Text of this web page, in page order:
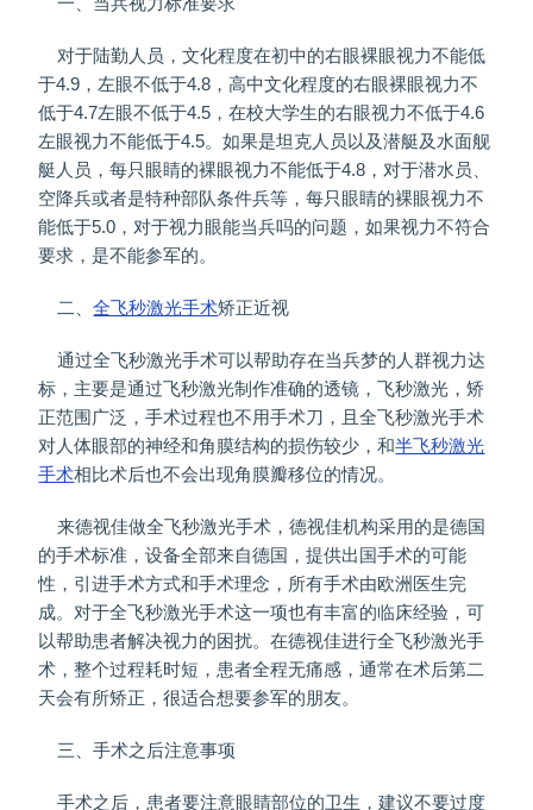
对于陆勤人员，文化程度在初中的右眼裸眼视力不能低
于4.9，左眼不低于4.8，高中文化程度的右眼裸眼视力不
低于4.7左眼不低于4.5，在校大学生的右眼视力不低于4.6
左眼视力不能低于4.5。如果是坦克人员以及潜艇及水面舰
艇人员，每只眼睛的裸眼视力不能低于4.8，对于潜水员、
空降兵或者是特种部队条件兵等，每只眼睛的裸眼视力不
能低于5.0，对于视力眼能当兵吗的问题，如果视力不符合
要求，是不能参军的。
二、全飞秒激光手术矫正近视
通过全飞秒激光手术可以帮助存在当兵梦的人群视力达
标，主要是通过飞秒激光制作准确的透镜，飞秒激光，矫
正范围广泛，手术过程也不用手术刀，且全飞秒激光手术
对人体眼部的神经和角膜结构的损伤较少，和半飞秒激光
手术相比术后也不会出现角膜瓣移位的情况。
来德视佳做全飞秒激光手术，德视佳机构采用的是德国
的手术标准，设备全部来自德国，提供出国手术的可能
性，引进手术方式和手术理念，所有手术由欧洲医生完
成。对于全飞秒激光手术这一项也有丰富的临床经验，可
以帮助患者解决视力的困扰。在德视佳进行全飞秒激光手
术，整个过程耗时短，患者全程无痛感，通常在术后第二
天会有所矫正，很适合想要参军的朋友。
三、手术之后注意事项
手术之后，患者要注意眼睛部位的卫生，建议不要过度